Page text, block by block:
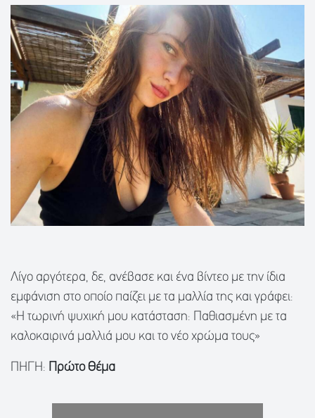
Λίγο αργότερα, δε, ανέβασε και ένα βίντεο με την ίδια
εμφάνιση στο οποίο παίζει με τα μαλλία της και γράφει:
«Η τωρινή ψυχική μου κατάσταση: Παθιασμένη με τα
καλοκαιρινά μαλλιά μου και το νέο χρώμα τους»
ΠΗΓΗ: Πρώτο Θέμα